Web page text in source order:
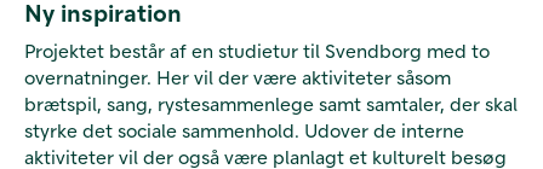
Ny inspiration
Projektet består af en studietur til Svendborg med to
overnatninger. Her vil der være aktiviteter såsom
brætspil, sang, rystesammenlege samt samtaler, der skal
styrke det sociale sammenhold. Udover de interne
aktiviteter vil der også være planlagt et kulturelt besøg